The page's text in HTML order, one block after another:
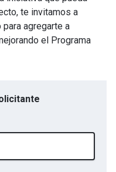
te invitamos a
agregarte a
el Programa